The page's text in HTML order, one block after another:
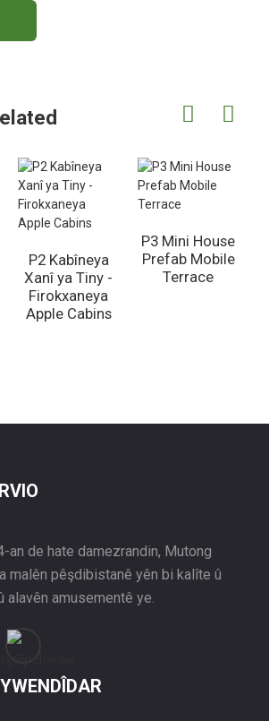
P2 Kabîneya
Xanî ya Tiny -
Firokxaneya
Apple Cabins
P3 Mini House
Prefab Mobile
Terrace
an de hate damezrandin, Mutong
malên pêşdibistanê yên bi kalîte û
alavên amusementê ye.